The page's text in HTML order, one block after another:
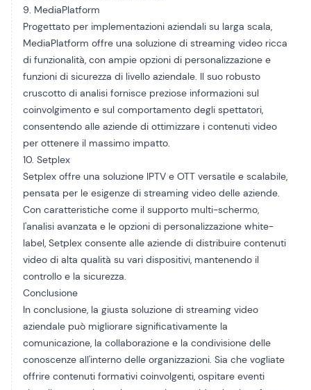
9. MediaPlatform
Progettato per implementazioni aziendali su larga scala,
MediaPlatform offre una soluzione di streaming video ricca
di funzionalità, con ampie opzioni di personalizzazione e
funzioni di sicurezza di livello aziendale. Il suo robusto
cruscotto di analisi fornisce preziose informazioni sul
coinvolgimento e sul comportamento degli spettatori,
consentendo alle aziende di ottimizzare i contenuti video
per ottenere il massimo impatto.
10. Setplex
Setplex offre una soluzione IPTV e OTT versatile e scalabile,
pensata per le esigenze di streaming video delle aziende.
Con caratteristiche come il supporto multi-schermo,
l'analisi avanzata e le opzioni di personalizzazione white-
label, Setplex consente alle aziende di distribuire contenuti
video di alta qualità su vari dispositivi, mantenendo il
controllo e la sicurezza.
Conclusione
In conclusione, la giusta soluzione di streaming video
aziendale può migliorare significativamente la
comunicazione, la collaborazione e la condivisione delle
conoscenze all'interno delle organizzazioni. Sia che vogliate
offrire contenuti formativi coinvolgenti, ospitare eventi